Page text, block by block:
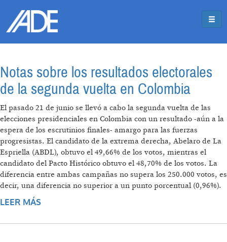
Notas sobre los resultados electorales
de la segunda vuelta en Colombia
El pasado 21 de junio se llevó a cabo la segunda vuelta de las
elecciones presidenciales en Colombia con un resultado -aún a la
espera de los escrutinios finales- amargo para las fuerzas
progresistas. El candidato de la extrema derecha, Abelaro de La
Espriella (ABDL), obtuvo el 49,66% de los votos, mientras el
candidato del Pacto Histórico obtuvo el 48,70% de los votos. La
diferencia entre ambas campañas no supera los 250.000 votos, es
decir, una diferencia no superior a un punto porcentual (0,96%).
LEER MÁS
COLOMBIA